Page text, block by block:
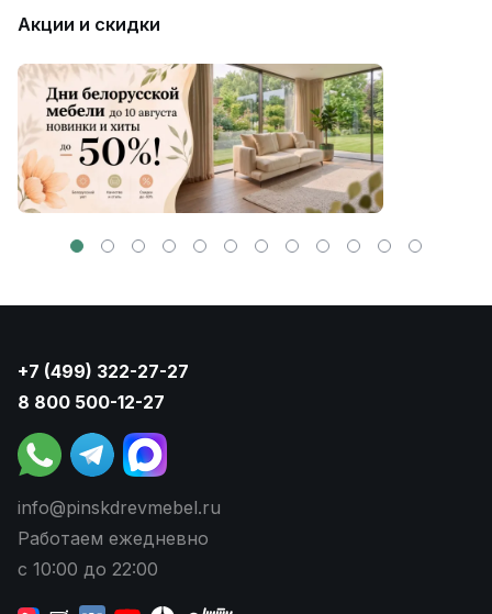
Акции и скидки
+7 (499) 322-27-27
8 800 500-12-27
info@pinskdrevmebel.ru
Работаем ежедневно
с 10:00 до 22:00